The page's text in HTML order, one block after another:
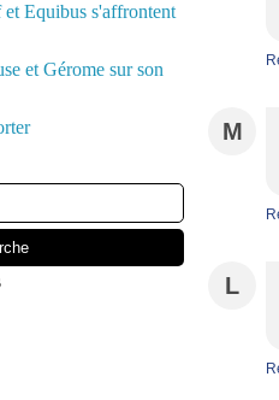
Equibus s'affrontent
et Gérome sur son
M
L